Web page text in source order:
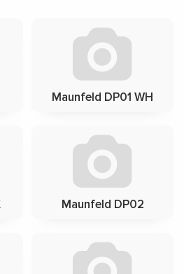
Maunfeld DP01 WH
Maunfeld DP02